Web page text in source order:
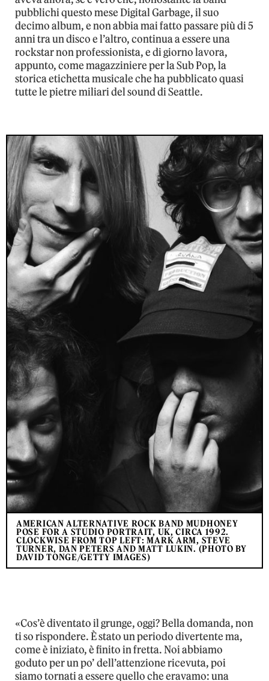
pubblichi questo mese Digital Garbage, il suo
decimo album, e non abbia mai fatto passare più di 5
anni tra un disco e l’altro, continua a essere una
rockstar non professionista, e di giorno lavora,
appunto, come magazziniere per la Sub Pop, la
storica etichetta musicale che ha pubblicato quasi
tutte le pietre miliari del sound di Seattle.
AMERICAN ALTERNATIVE ROCK BAND MUDHONEY
POSE FOR A STUDIO PORTRAIT, UK, CIRCA 1992.
CLOCKWISE FROM TOP LEFT: MARK ARM, STEVE
TURNER, DAN PETERS AND MATT LUKIN. (PHOTO BY
DAVID TONGE/GETTY IMAGES)
«Cos’è diventato il grunge, oggi? Bella domanda, non
ti so rispondere. È stato un periodo divertente ma,
come è iniziato, è finito in fretta. Noi abbiamo
goduto per un po’ dell’attenzione ricevuta, poi
siamo tornati a essere quello che eravamo: una